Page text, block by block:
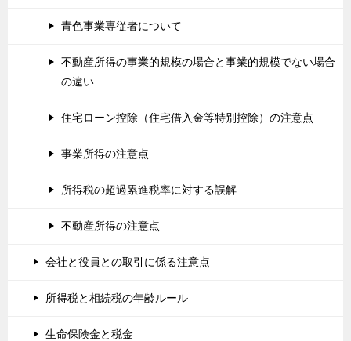
青色事業専従者について
不動産所得の事業的規模の場合と事業的規模でない場合
の違い
住宅ローン控除（住宅借入金等特別控除）の注意点
事業所得の注意点
所得税の超過累進税率に対する誤解
不動産所得の注意点
会社と役員との取引に係る注意点
所得税と相続税の年齢ルール
生命保険金と税金